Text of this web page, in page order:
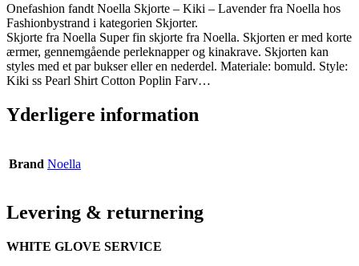
Onefashion fandt Noella Skjorte – Kiki – Lavender fra Noella hos
Fashionbystrand i kategorien Skjorter.
Skjorte fra Noella Super fin skjorte fra Noella. Skjorten er med korte
ærmer, gennemgående perleknapper og kinakrave. Skjorten kan
styles med et par bukser eller en nederdel. Materiale: bomuld. Style:
Kiki ss Pearl Shirt Cotton Poplin Farv…
Yderligere information
Brand Noella
Levering & returnering
WHITE GLOVE SERVICE